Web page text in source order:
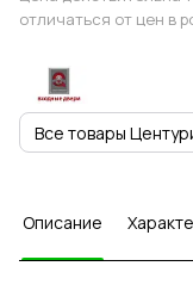
отличаться от цен в
Все товары
Описание